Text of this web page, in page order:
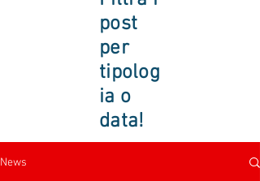
post
per
tipolog
ia o
data!
News